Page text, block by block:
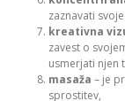
zaznavati
kreativna
zavest o
usmerjati njen
masaža – je
sprostitev,